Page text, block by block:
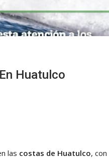
Huatulco
las costas de Huatulco, con